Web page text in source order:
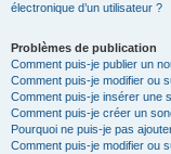
électronique d’un utilisateur ?
Problèmes de publication
Comment puis-je publier un
Comment puis-je modifier ou
Comment puis-je insérer une
Comment puis-je créer un
Pourquoi ne puis-je pas
Comment puis-je modifier ou